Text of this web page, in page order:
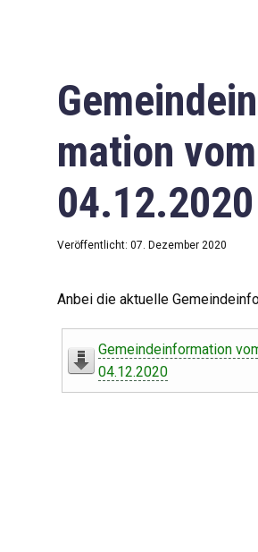
mation vom
04.12.2020
Veröffentlicht: 07. Dezember 2020
Anbei die aktuelle
Gemeindeinformation
04.12.2020